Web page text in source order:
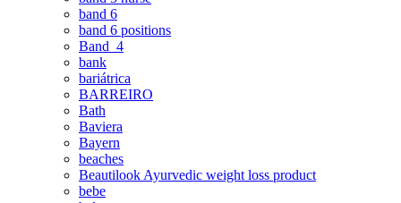
band 6
band 6 positions
Band_4
bank
bariátrica
BARREIRO
Bath
Baviera
Bayern
beaches
Beautilook Ayurvedic weight loss product
bebe